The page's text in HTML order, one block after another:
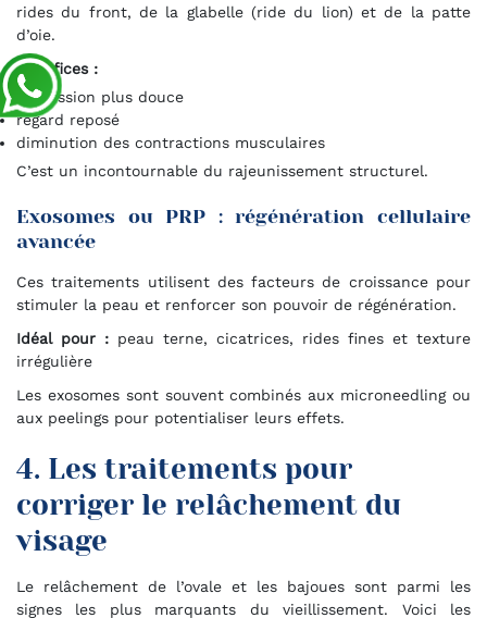
rides du front, de la glabelle (ride du lion) et de la patte
d’oie.
Bénéfices :
expression plus douce
regard reposé
diminution des contractions musculaires
C’est un incontournable du rajeunissement structurel.
Exosomes ou PRP : régénération cellulaire
avancée
Ces traitements utilisent des facteurs de croissance pour
stimuler la peau et renforcer son pouvoir de régénération.
Idéal pour : peau terne, cicatrices, rides fines et texture
irrégulière
Les exosomes sont souvent combinés aux microneedling ou
aux peelings pour potentialiser leurs effets.
4. Les traitements pour
corriger le relâchement du
visage
Le relâchement de l’ovale et les bajoues sont parmi les
signes les plus marquants du vieillissement. Voici les